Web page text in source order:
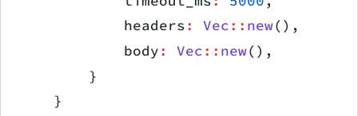
            headers
: Vec:: new(),
            body
: Vec:: new(),
        }
    }